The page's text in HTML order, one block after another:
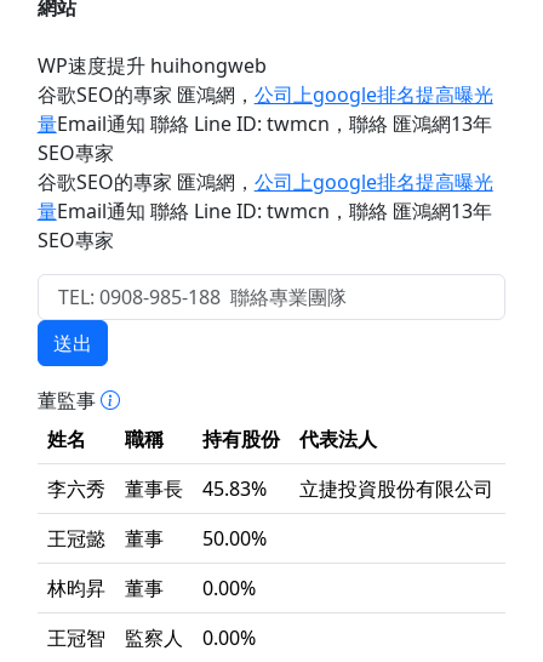
網站
WP速度提升 huihongweb
谷歌SEO的專家 匯鴻網 ， 公司上google排名提高曝光
量Email通知 聯絡 Line ID: twmcn ，聯絡 匯鴻網13年
SEO專家
谷歌SEO的專家 匯鴻網 ， 公司上google排名提高曝光
量Email通知 聯絡 Line ID: twmcn ，聯絡 匯鴻網13年
SEO專家
送出
董監事
姓名
職稱 持有股份
代表法人
李六秀
董事長 45.83%
立捷投資股份有限公司
王冠懿
董事
50.00%
林昀昇
董事
0.00%
王冠智
監察人
0.00%